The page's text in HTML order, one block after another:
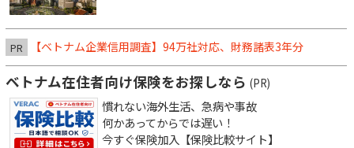
PR 【ベトナム企業信用調査】94万社対応、財務諸表3年分
ベトナム在住者向け保険をお探しなら (PR)
慣れない海外生活、急病や事故
何かあってからでは遅い！
今すぐ保険加入【保険比較サイト】